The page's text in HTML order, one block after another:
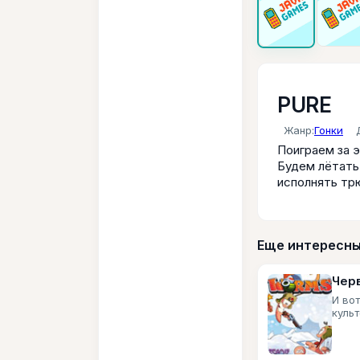
PURE
Жанр:Гонки
Поиграем за
Будем
исполнять
Еще
И